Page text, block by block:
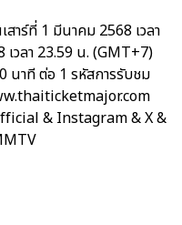
าร์ที่ 1 มีนาคม 2568 เวลา
วลา 23.59 น. (GMT+7)
นาที ต่อ 1 รหัสการรับชม
& Instagram & X &